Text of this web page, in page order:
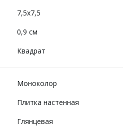
7,5x7,5
0,9 см
Квадрат
Моноколор
Плитка настенная
Глянцевая